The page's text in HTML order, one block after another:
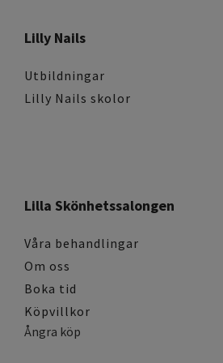
Lilly Nails
Utbildningar
Lilly Nails skolor
Lilla Skönhetssalongen
Våra behandlingar
Om oss
Boka tid
Köpvillkor
Ångra köp